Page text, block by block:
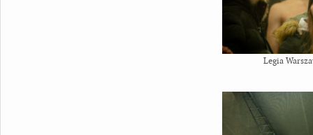
Legia